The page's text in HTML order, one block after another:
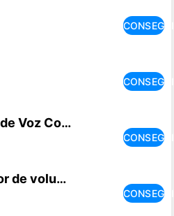
Cambiador de Voz Con Efectos
Amplificador de volumen/sonido